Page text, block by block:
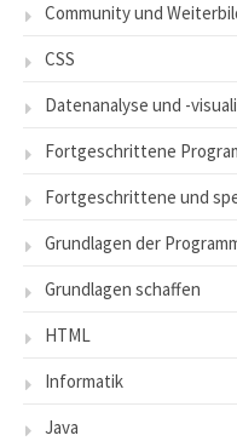
Community und
CSS
Datenanalyse und -
Fortgeschrittene
Fortgeschrittene und
Grundlagen der
Grundlagen schaffen
HTML
Informatik
Java